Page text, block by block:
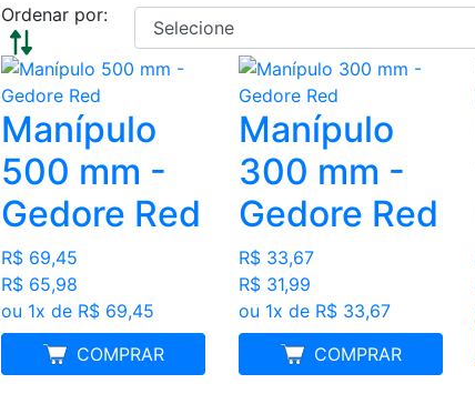
Ordenar por:
Manípulo
500 mm -
Gedore Red
R$ 69,45
R$ 65,98
ou 1x de R$ 69,45
COMPRAR
MELHOR PREÇO
Manípulo
300 mm -
Gedore Red
R$ 33,67
R$ 31,99
ou 1x de R$ 33,67
COMPRAR
MELHOR PREÇO